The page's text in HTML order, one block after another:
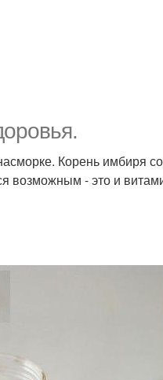
Корень имбиря
возможным - это и